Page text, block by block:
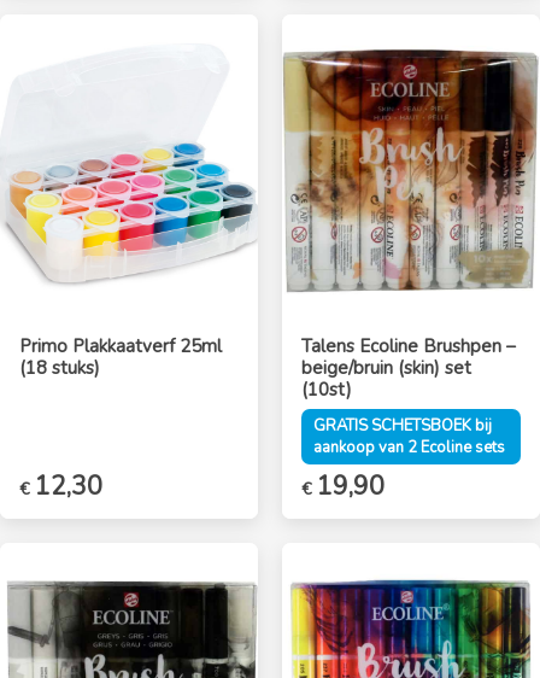
Primo Plakkaatverf 25ml
(18 stuks)
€ 12,30
Talens Ecoline Brushpen –
beige/bruin (skin) set
(10st)
GRATIS SCHETSBOEK bij
aankoop van 2 Ecoline sets
€ 19,90